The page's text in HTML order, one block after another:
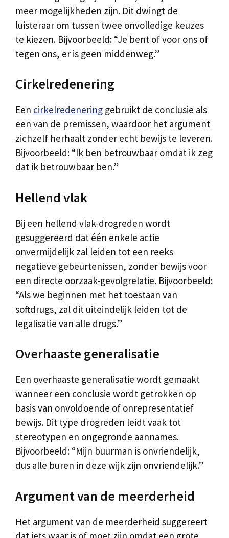
meer mogelijkheden zijn. Dit dwingt de
luisteraar om tussen twee onvolledige keuzes
te kiezen. Bijvoorbeeld: “Je bent of voor ons of
tegen ons, er is geen middenweg.”
Cirkelredenering
Een cirkelredenering gebruikt de conclusie als
een van de premissen, waardoor het argument
zichzelf herhaalt zonder echt bewijs te leveren.
Bijvoorbeeld: “Ik ben betrouwbaar omdat ik zeg
dat ik betrouwbaar ben.”
Hellend vlak
Bij een hellend vlak-drogreden wordt
gesuggereerd dat één enkele actie
onvermijdelijk zal leiden tot een reeks
negatieve gebeurtenissen, zonder bewijs voor
een directe oorzaak-gevolgrelatie. Bijvoorbeeld:
“Als we beginnen met het toestaan van
softdrugs, zal dit uiteindelijk leiden tot de
legalisatie van alle drugs.”
Overhaaste generalisatie
Een overhaaste generalisatie wordt gemaakt
wanneer een conclusie wordt getrokken op
basis van onvoldoende of onrepresentatief
bewijs. Dit type drogreden leidt vaak tot
stereotypen en ongegronde aannames.
Bijvoorbeeld: “Mijn buurman is onvriendelijk,
dus alle buren in deze wijk zijn onvriendelijk.”
Argument van de meerderheid
Het argument van de meerderheid suggereert